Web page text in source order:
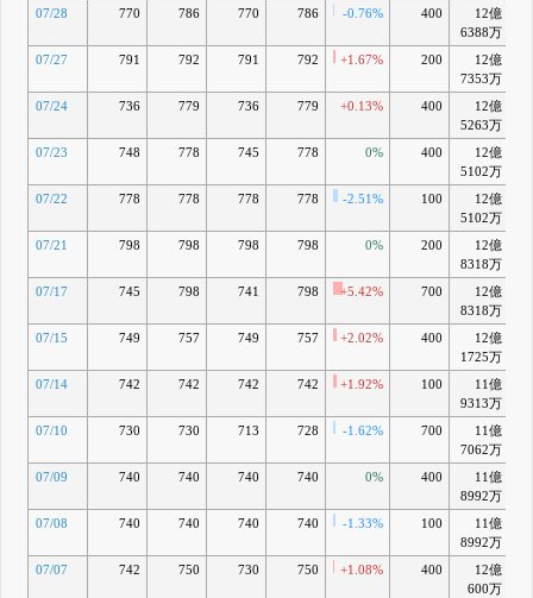
07/28 770 786 770 786 -0.76% 400
12億
6388万
07/27 791 792 791 792 +1.67% 200
12億
7353万
07/24 736 779 736 779 +0.13% 400
12億
5263万
07/23 748 778 745 778 0% 400
12億
5102万
07/22 778 778 778 778 -2.51% 100
12億
5102万
07/21 798 798 798 798 0% 200
12億
8318万
07/17 745 798 741 798 +5.42% 700
12億
8318万
07/15 749 757 749 757 +2.02% 400
12億
1725万
07/14 742 742 742 742 +1.92% 100
11億
9313万
07/10 730 730 713 728 -1.62% 700
11億
7062万
07/09 740 740 740 740 0% 400
11億
8992万
07/08 740 740 740 740 -1.33% 100
11億
8992万
07/07 742 750 730 750 +1.08% 400
12億
600万